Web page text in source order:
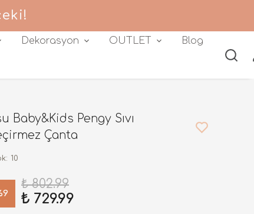
Dekorasyon OUTLET Blog
Baby&Kids Pengy Sıvı
Çanta
: 10
9
₺ 802.99
₺ 729.99